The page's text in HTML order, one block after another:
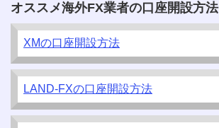
オススメ海外FX業者の口座開設方法
XMの口座開設方法
LAND-FXの口座開設方法